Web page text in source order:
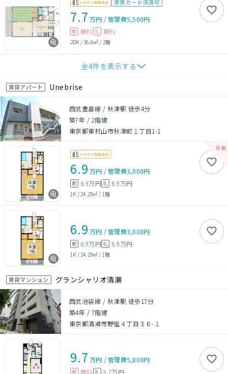
家賃カード決済可
7.7 万円 /管理費5,500円
敷 無料 礼 無料
2DK /36.6㎡ / 2階
全4件を表示する
賃貸アパート Unebrise
西武豊島線 / 秋津駅 徒歩4分
築7年 / 2階建
東京都東村山市秋津町１丁目1-1
6.9 万円 /管理費3,000円
敷 6.9万円礼 6.9万円
1K /24.29㎡ / 1階
6.9 万円 /管理費3,000円
敷 6.9万円礼 6.9万円
1K / 24.29㎡ / 1階
賃貸マンション グランシャリオ清瀬
西武池袋線 / 秋津駅 徒歩17分
築4年 / 7階建
東京都清瀬市野塩４丁目３６-１
9.7 万円 /管理費5,800円
敷 無料 礼 9.7万円